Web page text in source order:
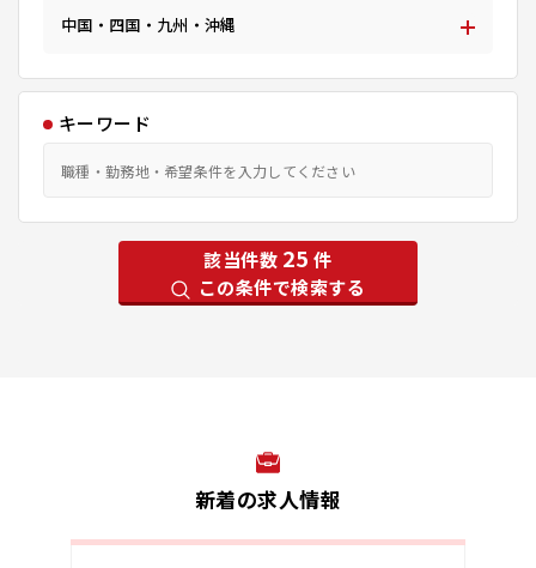
中国・四国・九州・沖縄
キーワード
該当件数 25 件
この条件で検索する
新着の求人情報